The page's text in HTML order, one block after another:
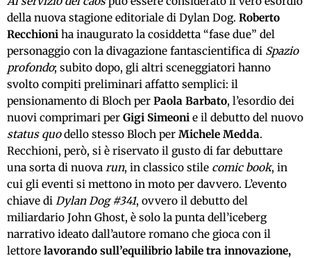
della nuova stagione editoriale di Dylan Dog. Roberto
Recchioni ha inaugurato la cosiddetta “fase due” del
personaggio con la divagazione fantascientifica di Spazio
profondo; subito dopo, gli altri sceneggiatori hanno
svolto compiti preliminari affatto semplici: il
pensionamento di Bloch per Paola Barbato, l’esordio dei
nuovi comprimari per Gigi Simeoni e il debutto del nuovo
status quodello stesso Bloch per Michele Medda.
Recchioni, però, si è riservato il gusto di far debuttare
una sorta di nuova run, in classico stile comic book, in
cui gli eventi si mettono in moto per davvero. L’evento
chiave di Dylan Dog #341, ovvero il debutto del
miliardario John Ghost, è solo la punta dell’iceberg
narrativo ideato dall’autore romano che gioca con il
lettore lavorando sull’equilibrio labile tra innovazione,